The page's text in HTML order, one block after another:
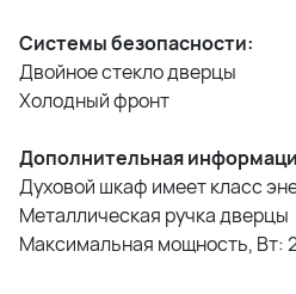
Системы безопасности:
Двойное стекло дверцы
Холодный фронт
Дополнительная
Духовой шкаф имеет класс
Металлическая ручка дверцы
Максимальная мощность, Вт: